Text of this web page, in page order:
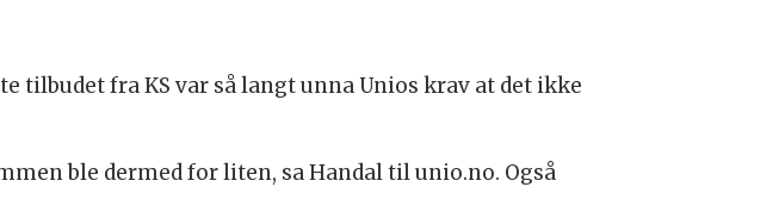
tilbudet fra KS var så langt unna Unios krav at det ikke
ble dermed for liten, sa Handal til unio.no. Også